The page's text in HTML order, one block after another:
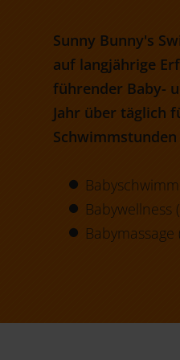
Sunny Bunny's
auf langjährige
führender Baby-
Jahr über täglich
Babywellness